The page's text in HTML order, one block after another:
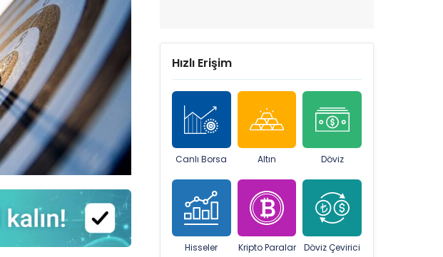
Hızlı Erişim
Canlı Borsa Altın Döviz
Hisseler Kripto Paralar Döviz Çevirici